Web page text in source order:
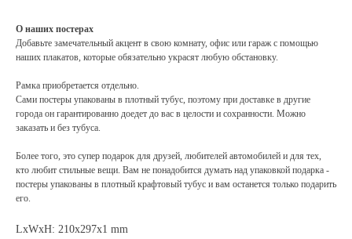
О наших постерах
Добавьте замечательный акцент в свою комнату, офис или гараж с помощью
наших плакатов, которые обязательно украсят любую обстановку.
Рамка приобретается отдельно.
Сами постеры упакованы в плотный тубус, поэтому при доставке в другие
города он гарантированно доедет до вас в целости и сохранности. Можно
заказать и без тубуса.
Более того, это супер подарок для друзей, любителей автомобилей и для тех,
кто любит стильные вещи. Вам не понадобится думать над упаковкой подарка -
постеры упакованы в плотный крафтовый тубус и вам останется только подарить
его.
LxWxH: 210x297x1 mm